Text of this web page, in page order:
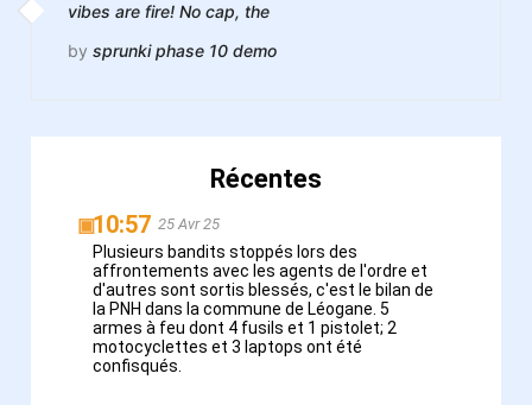
vibes are fire! No cap, the
by sprunki phase 10 demo
Récentes
▣10:57 25 Avr 25
Plusieurs bandits stoppés lors des
affrontements avec les agents de l'ordre et
d'autres sont sortis blessés, c'est le bilan de
la PNH dans la commune de Léogane. 5
armes à feu dont 4 fusils et 1 pistolet; 2
motocyclettes et 3 laptops ont été
confisqués.